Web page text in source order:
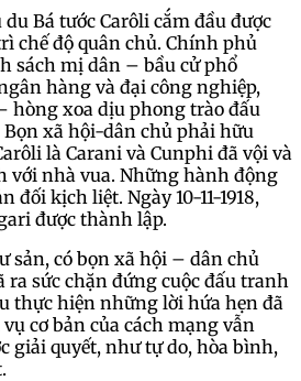
du Bá tước Carôli cắm đầu được
chế độ quân chủ. Chính phủ
sách mị dân – bầu cử phổ
hàng và đại công nghiệp,
hòng xoa dịu phong trào đấu
xã hội-dân chủ phải hữu
là Carani và Cunphi đã vội và
với nhà vua. Những hành động
đối kịch liệt. Ngày 10-11-1918,
được thành lập.
sản, có bọn xã hội – dân chủ
sức chặn đứng cuộc đấu tranh
thực hiện những lời hứa hẹn đã
cơ bản của cách mạng vẫn
giải quyết, như tự do, hòa bình,